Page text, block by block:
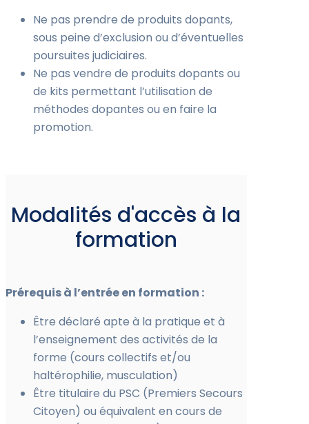
Ne pas prendre de produits dopants,
sous peine d’exclusion ou d’éventuelles
poursuites judiciaires.
Ne pas vendre de produits dopants ou
de kits permettant l’utilisation de
méthodes dopantes ou en faire la
promotion.
Modalités d'accès à la
formation
Prérequis à l’entrée en formation :
Être déclaré apte à la pratique et à
l’enseignement des activités de la
forme (cours collectifs et/ou
haltérophilie, musculation)
Être titulaire du PSC (Premiers Secours
Citoyen) ou équivalent en cours de